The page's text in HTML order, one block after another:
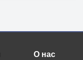
О нас